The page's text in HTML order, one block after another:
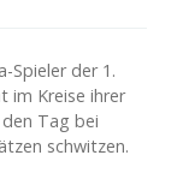
Spieler der 1.
im Kreise ihrer
Tag bei
schwitzen.